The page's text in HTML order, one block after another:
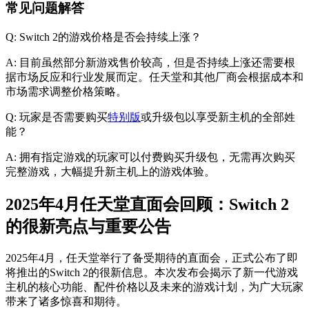
常见问题解答
Q: Switch 2的游戏价格是否会持续上涨？
A: 目前虽然部分新游戏售价较高，但是否持续上涨还需要根
据市场反应和行业发展而定。任天堂和其他厂商会根据成本和
市场需求调整价格策略。
Q: 玩家是否需要购买特别版或升级包以享受新主机的全部姓
能？
A: 拥有指定游戏的玩家可以付费购买升级包，无需再次购买
完整游戏，大幅提升新主机上的游戏体验。
2025年4月任天堂直面会回顾：Switch 2
的很新亮点与重要公告
2025年4月，任天堂举行了备受期待的直面会，正式公布了即
将推出的Switch 2的很新信息。本次发布会揭示了新一代游戏
主机的核心功能、配件价格以及未来的游戏计划，为广大玩家
带来了诸多惊喜和期待。